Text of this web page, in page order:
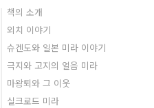
책의 소개
외치 이야기
슈겐도와 일본 미라 이야기
극지와 고지의 얼음 미라
마왕퇴와 그 이웃
실크로드 미라